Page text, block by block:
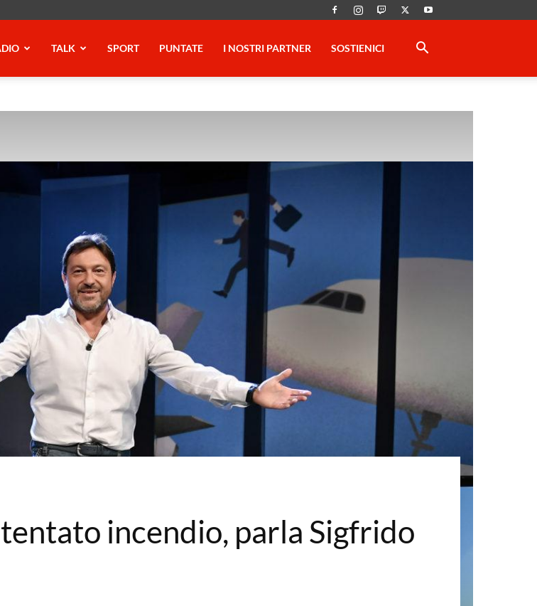
TALK SPORT PUNTATE I NOSTRI PARTNER SOSTIENICI
incendio, parla Sigfrido